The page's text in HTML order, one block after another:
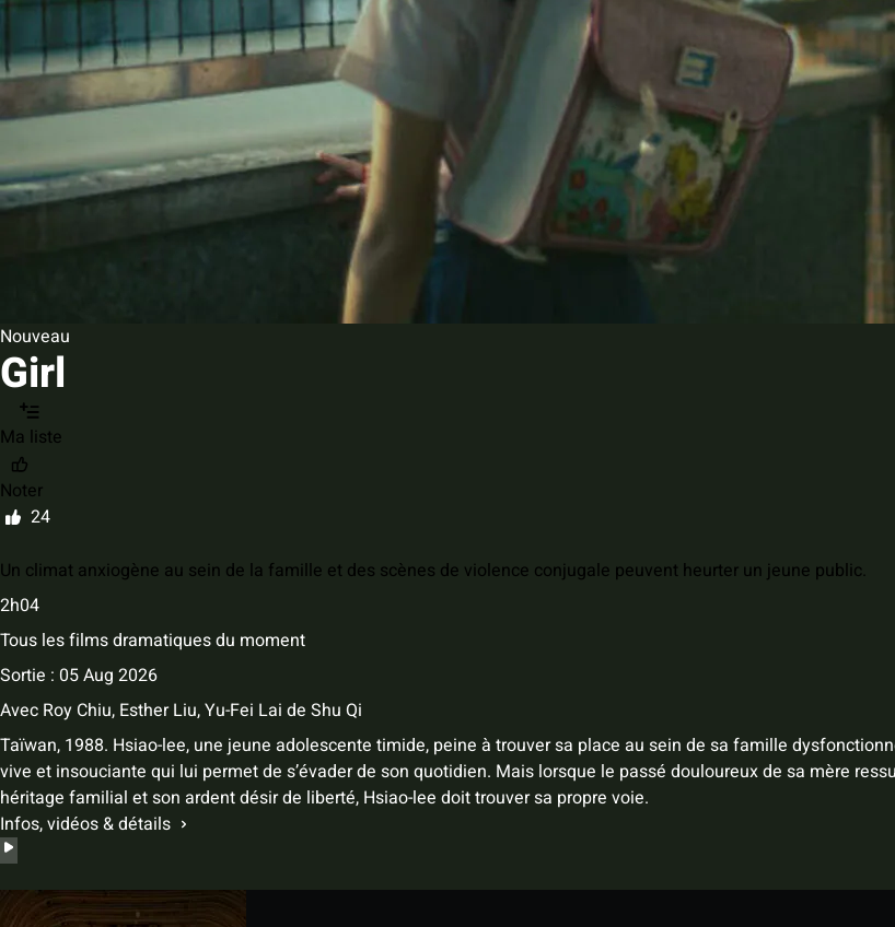
Nouveau
Girl
Ma liste
Noter
24
Un climat anxiogène au sein de la famille et des scènes de violence conjugale peuvent heurter un jeune public.
2h04
Tous les films dramatiques du moment
Sortie : 05 Aug 2026
Avec Roy Chiu, Esther Liu,Yu-Fei Lai de Shu Qi
Taïwan, 1988. Hsiao-lee, une jeune adolescente timide, peine à trouver sa place au sein de sa famille
vive et insouciante qui lui permet de s’évader de son quotidien. Mais lorsque le passé douloureux de sa mère
héritage familial et son ardent désir de liberté, Hsiao-lee doit trouver sa propre voie.
Infos, vidéos & détails